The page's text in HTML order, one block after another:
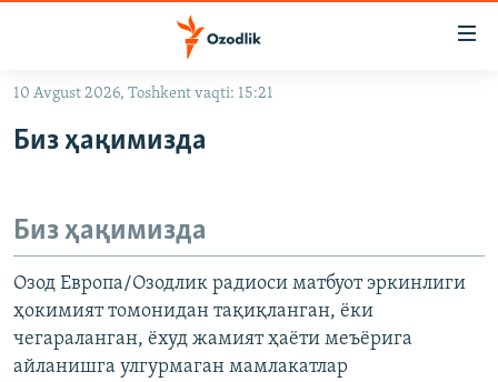
Асосий
Қидиришга
ўтинг
OZODVIDEO
На русском
ИЖТИМОИЙ ТАРМОҚЛАР
10 Avgust 2026, Toshkent vaqti: 15:21
Биз ҳақимизда
Биз ҳақимизда
Озод Европа/Озодлик радиоси матбуот эркинлиги
ҳокимият томонидан тақиқланган, ёки
чегараланган, ёхуд жамият ҳаёти меъёрига
айланишга улгурмаган мамлакатлар